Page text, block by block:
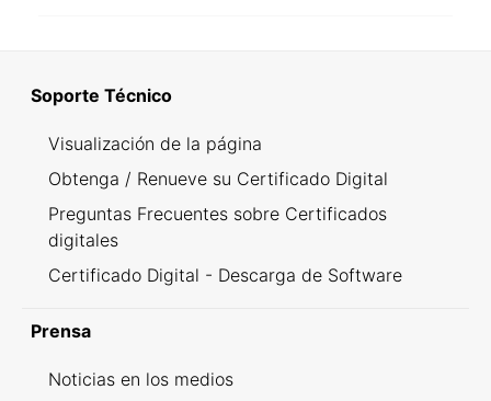
Soporte Técnico
Visualización de la página
Obtenga / Renueve su Certificado Digital
Preguntas Frecuentes sobre Certificados
digitales
Certificado Digital - Descarga de Software
Prensa
Noticias en los medios